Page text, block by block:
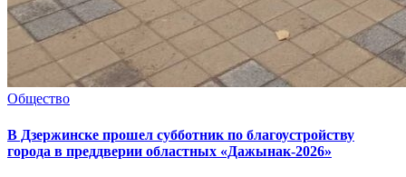
Общество
В Дзержинске прошел субботник по благоустройству
города в преддверии областных «Дажынак-2026»